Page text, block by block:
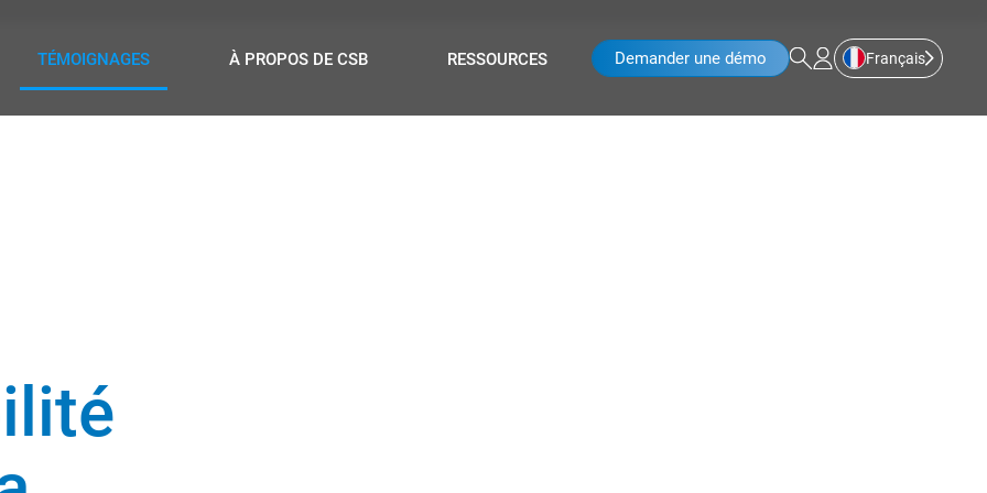
TÉMOIGNAGES À PROPOS DE CSB RESSOURCES Demander une démo Français